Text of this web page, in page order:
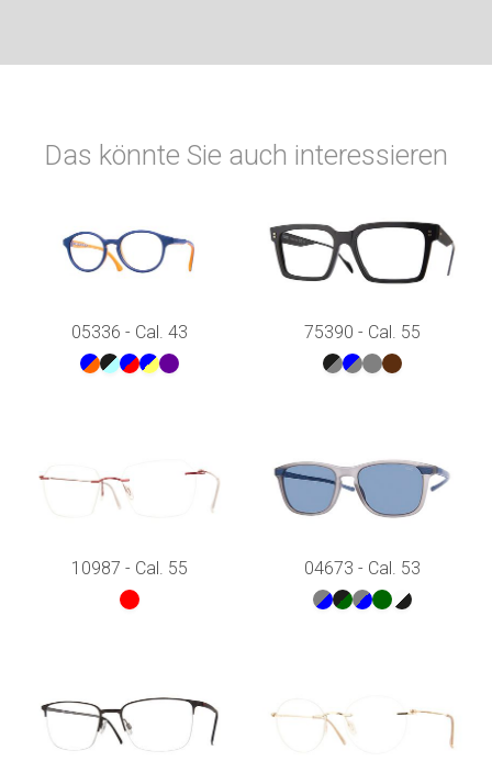
Das könnte Sie auch interessieren
05336 - Cal. 43 75390 - Cal. 55
10987 - Cal. 55 04673 - Cal. 53